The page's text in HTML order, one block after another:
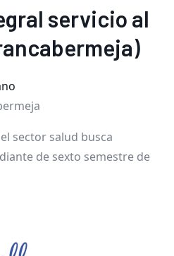
servicio al
sector salud busca
de sexto semestre de